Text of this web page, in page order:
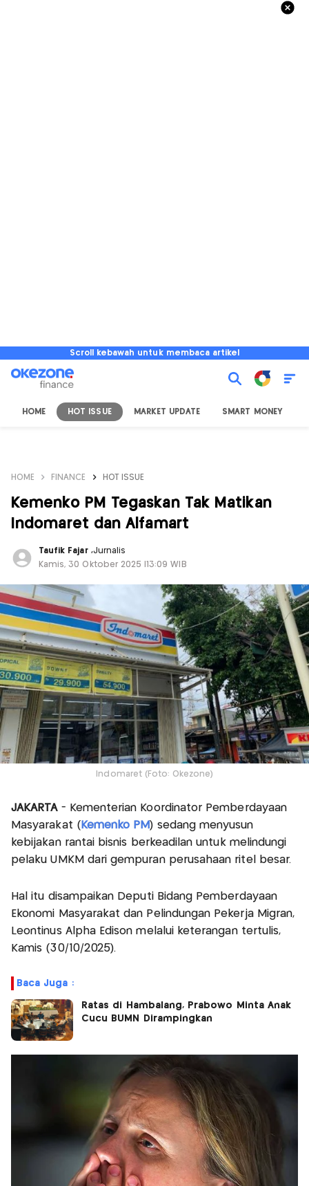
Scroll kebawah untuk membaca artikel
HOME HOT ISSUE MARKET UPDATE SMART MONEY
HOME FINANCE HOT ISSUE
Kemenko PM Tegaskan Tak Matikan
Indomaret dan Alfamart
Taufik Fajar ,Jurnalis
Kamis, 30 Oktober 2025 |13:09 WIB
Indomaret (Foto: Okezone)
JAKARTA- Kementerian Koordinator Pemberdayaan
Masyarakat ( Kemenko PM ) sedang menyusun
kebijakan rantai bisnis berkeadilan untuk melindungi
pelaku UMKM dari gempuran perusahaan ritel besar.
Hal itu disampaikan Deputi Bidang Pemberdayaan
Ekonomi Masyarakat dan Pelindungan Pekerja Migran,
Leontinus Alpha Edison melalui keterangan tertulis,
Kamis (30/10/2025).
Baca Juga :
Ratas di Hambalang, Prabowo Minta Anak
Cucu BUMN Dirampingkan